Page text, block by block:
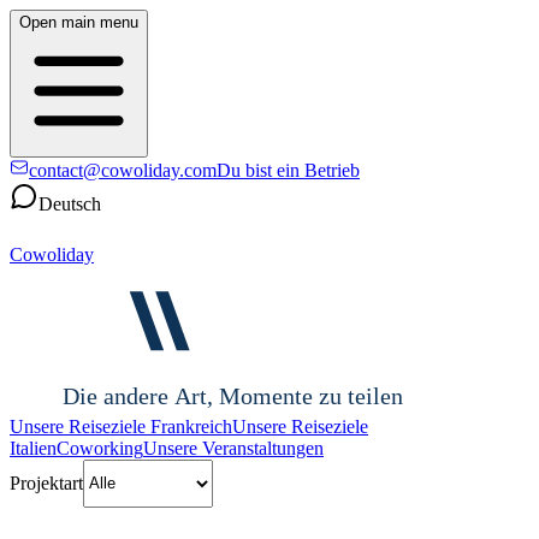
Open main menu
contact@cowoliday.comDu bist ein Betrieb
Deutsch
Cowoliday
Die andere Art, Momente zu teilen
Unsere Reiseziele FrankreichUnsere Reiseziele
ItalienCoworkingUnsere Veranstaltungen
Projektart